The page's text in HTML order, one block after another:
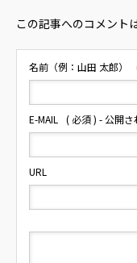
この記事へのコメント
名前（例：山田 太郎）
E-MAIL ( 必須 ) - 公開
URL